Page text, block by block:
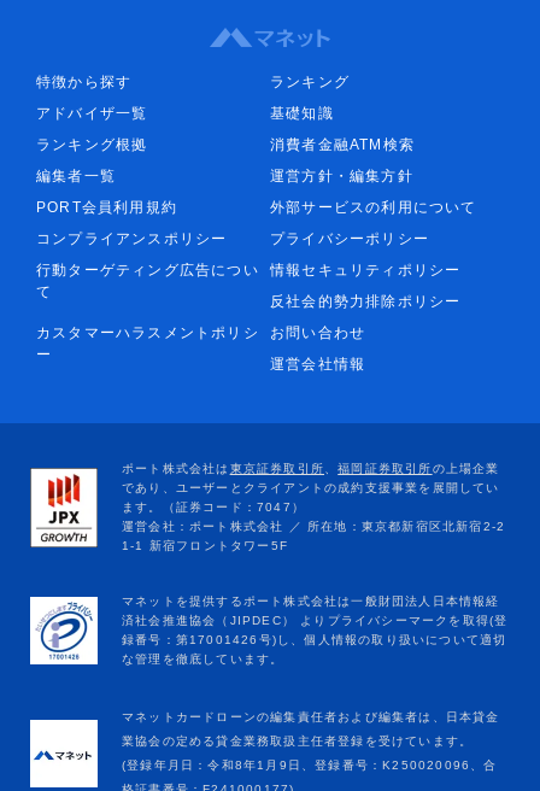
特徴から探す
ランキング
アドバイザ一覧
基礎知識
ランキング根拠
消費者金融ATM検索
編集者一覧
運営方針・編集方針
PORT会員利用規約
外部サービスの利用について
コンプライアンスポリシー
プライバシーポリシー
行動ターゲティング広告につい
て
情報セキュリティポリシー
反社会的勢力排除ポリシー
カスタマーハラスメントポリシ
ー
お問い合わせ
運営会社情報
マネットカードローンの編集責任者および編集者は、日本貸金
業協会の定める貸金業務取扱主任者登録を受けています。
(登録年月日：令和8年1月9日、登録番号：K250020096、合